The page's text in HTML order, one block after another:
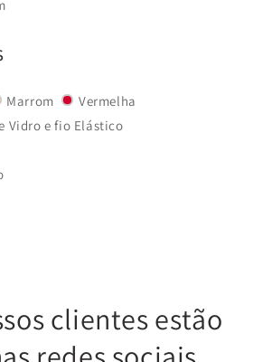
Marrom
Vermelha
Vidro e fio Elástico
clientes estão